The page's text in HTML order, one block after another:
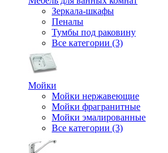
Зеркала-шкафы
Пеналы
Тумбы под раковину
Все категории (3)
Мойки
Мойки нержавеющие
Мойки фрагранитные
Мойки эмалированные
Все категории (3)